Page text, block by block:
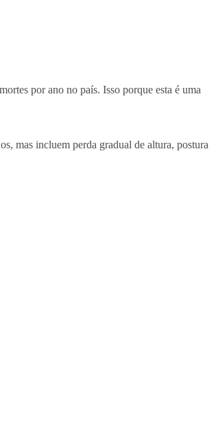
por ano no país. Isso porque esta é uma
mas incluem perda gradual de altura, postura